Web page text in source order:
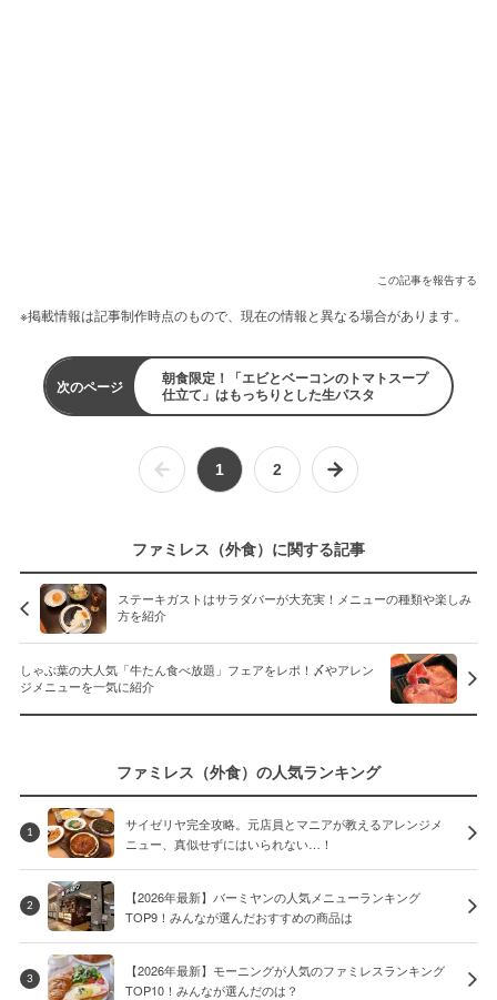
この記事を報告する
※掲載情報は記事制作時点のもので、現在の情報と異なる場合があります。
次のページ
朝食限定！「エビとベーコンのトマトスープ
仕立て」はもっちりとした生パスタ
1 2
ファミレス（外食）に関する記事
ステーキガストはサラダバーが大充実！メニューの種類や楽しみ
方を紹介
しゃぶ葉の大人気「牛たん食べ放題」フェアをレポ！〆やアレン
ジメニューを一気に紹介
ファミレス（外食）の人気ランキング
1
サイゼリヤ完全攻略。元店員とマニアが教えるアレンジメ
ニュー、真似せずにはいられない…！
2
【2026年最新】バーミヤンの人気メニューランキング
TOP9！みんなが選んだおすすめの商品は
3
【2026年最新】モーニングが人気のファミレスランキング
TOP10！みんなが選んだのは？